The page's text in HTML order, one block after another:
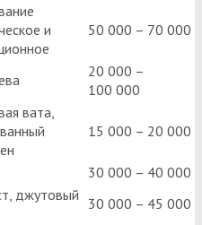
и
50 000 – 70 000
20 000 –
100 000
вата,
15 000 – 20 000
30 000 – 40 000
джутовый 30 000 – 45 000